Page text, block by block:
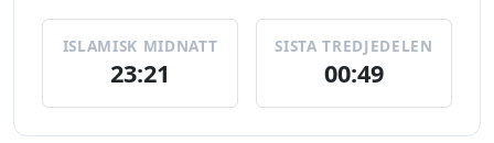
ISLAMISK MIDNATT
23:21
SISTA TREDJEDELEN
00:49